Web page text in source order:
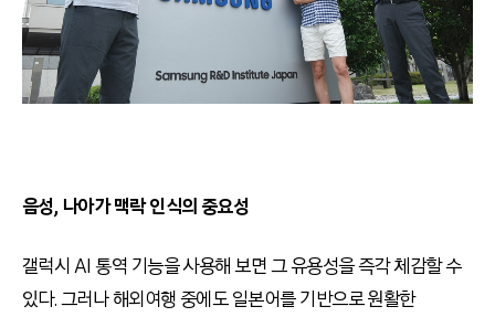
음성, 나아가 맥락 인식의 중요성
갤럭시 AI 통역 기능을 사용해 보면 그 유용성을 즉각 체감할 수
있다. 그러나 해외여행 중에도 일본어를 기반으로 원활한